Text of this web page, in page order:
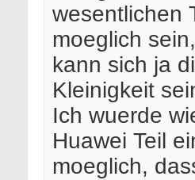
wesentlichen
moeglich
kann sich ja
Kleinigkeit
Ich wuerde
Huawei Teil
moeglich,